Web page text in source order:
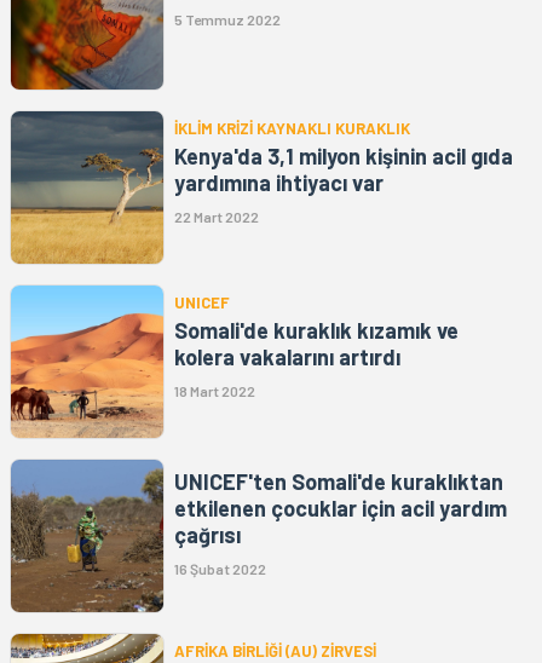
5 Temmuz 2022
İKLİM KRİZİ KAYNAKLI KURAKLIK
Kenya'da 3,1 milyon kişinin acil gıda
yardımına ihtiyacı var
22 Mart 2022
UNICEF
Somali'de kuraklık kızamık ve
kolera vakalarını artırdı
18 Mart 2022
UNICEF'ten Somali'de kuraklıktan
etkilenen çocuklar için acil yardım
çağrısı
16 Şubat 2022
AFRİKA BİRLİĞİ (AU) ZİRVESİ